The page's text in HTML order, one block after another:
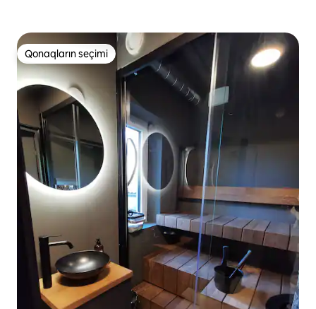
Qonaqların seçimi
Qonaqların seçimi